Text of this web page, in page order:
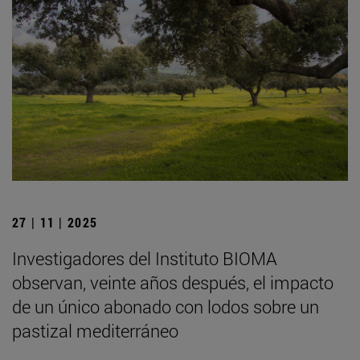
27 | 11 | 2025
Investigadores del Instituto BIOMA
observan, veinte años después, el impacto
de un único abonado con lodos sobre un
pastizal mediterráneo